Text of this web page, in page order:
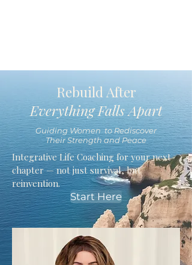
Rebuild After
Everything Falls Apart
Guiding Women to Rediscover
Their Strength and Peace
Integrative Life Coaching for your next
chapter — not just survival, but
reinvention.
Start Here